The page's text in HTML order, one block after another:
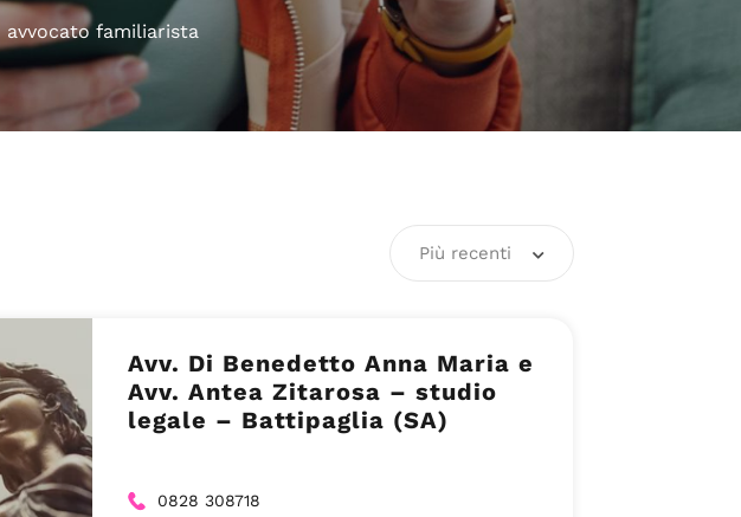
avvocato familiarista
Più recenti
Avv. Di Benedetto Anna Maria e
Avv. Antea Zitarosa – studio
legale – Battipaglia (SA)
0828 308718